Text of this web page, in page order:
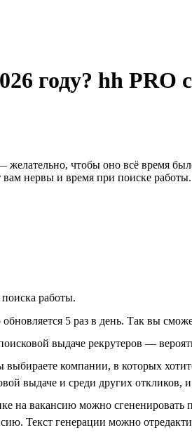
году? hh
желательно, чтобы оно всё время
нервы и время при поиске работы.
работы.
5 раз в день. Так вы
выдаче рекрутеров —
выбираете компании, в которых
выдаче и среди других откликов,
на вакансию можно сгененировать
Текст генерации можно